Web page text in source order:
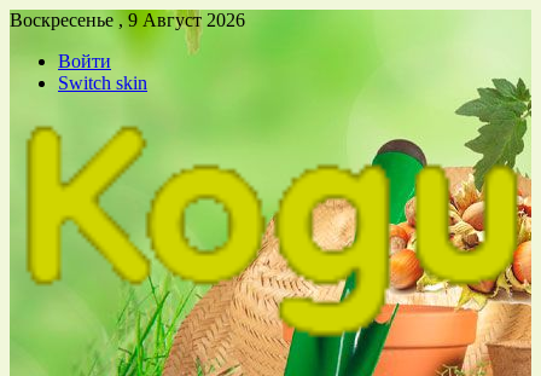
Воскресенье , 9 Август 2026
Войти
Switch skin